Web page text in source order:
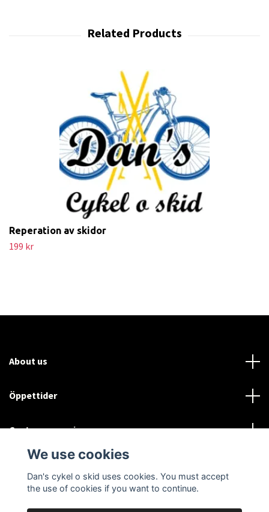
Reperation av skidor
199 kr
About us
Öppettider
Customer service
We use cookies
Dan's cykel o skid uses cookies. You must accept
the use of cookies if you want to continue.